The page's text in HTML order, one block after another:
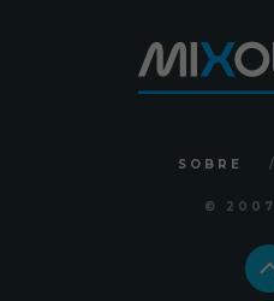
SOBRE
© 2007